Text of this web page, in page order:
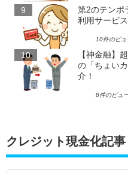
第2のテンポ
利用サービス
10件のビュ
【神金融】
の「ちょい
介！
8件のビュ
クレジット現金化記事